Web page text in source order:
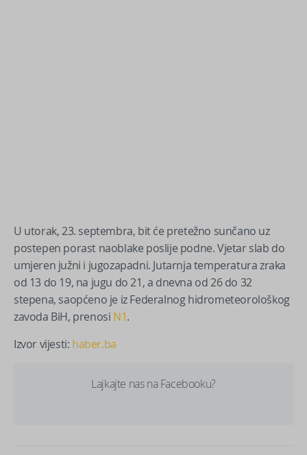
U utorak, 23. septembra, bit će pretežno sunčano uz
postepen porast naoblake poslije podne. Vjetar slab do
umjeren južni i jugozapadni. Jutarnja temperatura zraka
od 13 do 19, na jugu do 21, a dnevna od 26 do 32
stepena, saopćeno je iz Federalnog hidrometeorološkog
zavoda BiH, prenosi N1.
Izvor vijesti: haber.ba
Lajkajte nas na Facebooku?